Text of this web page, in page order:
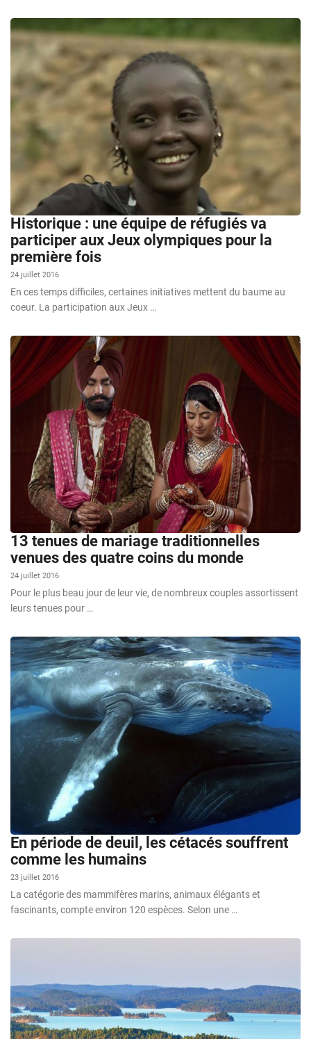
Historique : une équipe de réfugiés va
participer aux Jeux olympiques pour la
première fois
24 juillet 2016
En ces temps difficiles, certaines initiatives mettent du baume au
coeur. La participation aux Jeux …
13 tenues de mariage traditionnelles
venues des quatre coins du monde
24 juillet 2016
Pour le plus beau jour de leur vie, de nombreux couples assortissent
leurs tenues pour …
En période de deuil, les cétacés souffrent
comme les humains
23 juillet 2016
La catégorie des mammifères marins, animaux élégants et
fascinants, compte environ 120 espèces. Selon une …